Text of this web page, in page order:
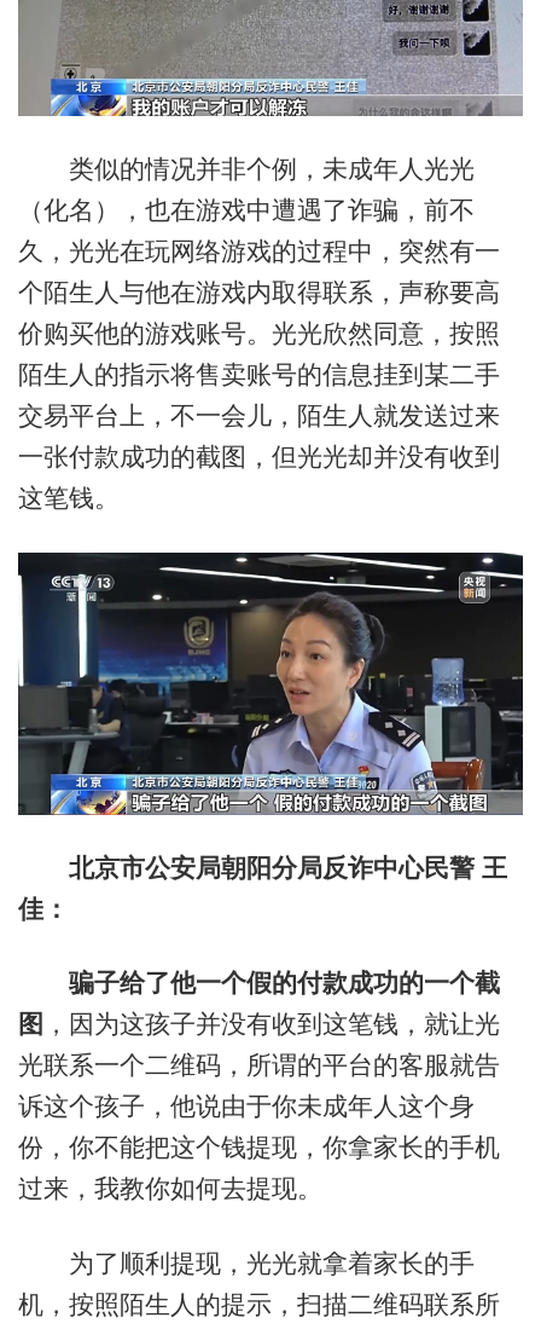
类似的情况并非个例，未成年人光光
（化名），也在游戏中遭遇了诈骗，前不
久，光光在玩网络游戏的过程中，突然有一
个陌生人与他在游戏内取得联系，声称要高
价购买他的游戏账号。光光欣然同意，按照
陌生人的指示将售卖账号的信息挂到某二手
交易平台上，不一会儿，陌生人就发送过来
一张付款成功的截图，但光光却并没有收到
这笔钱。
北京市公安局朝阳分局反诈中心民警 王
佳：
骗子给了他一个假的付款成功的一个截
图 ，因为这孩子并没有收到这笔钱，就让光
光联系一个二维码，所谓的平台的客服就告
诉这个孩子，他说由于你未成年人这个身
份，你不能把这个钱提现，你拿家长的手机
过来，我教你如何去提现。
为了顺利提现，光光就拿着家长的手
机，按照陌生人的提示，扫描二维码联系所